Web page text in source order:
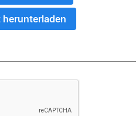
herunterladen